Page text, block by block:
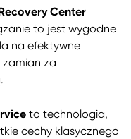
Center
to jest wygodne
na efektywne
zamian za
to technologia,
cechy klasycznego